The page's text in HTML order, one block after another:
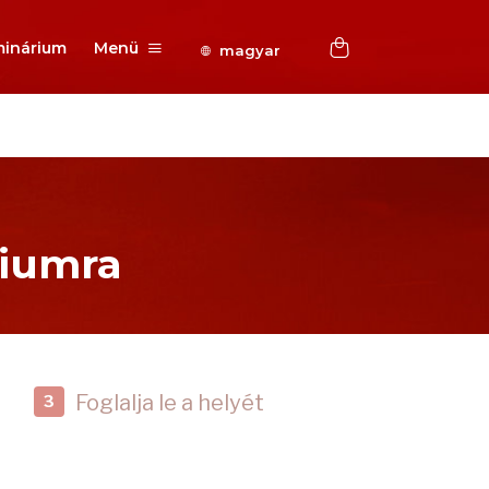
Menü magyar
3 Foglalja le a helyét